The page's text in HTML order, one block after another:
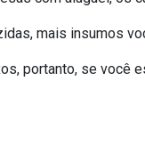
mais insumos
portanto, se você